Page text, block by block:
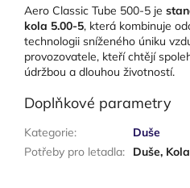
Aero Classic Tube 500-5 je
kola 5.00-5, která kombinuje
technologii sníženého úniku
provozovatele, kteří chtějí
údržbou a dlouhou životností.
Doplňkové parametry
Kategorie:
Duše
Potřeby pro letadla: Duše, Kola